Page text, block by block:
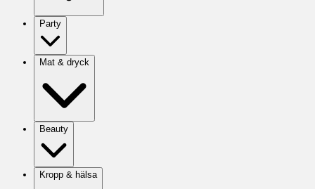
Party
Mat & dryck
Beauty
Kropp & hälsa